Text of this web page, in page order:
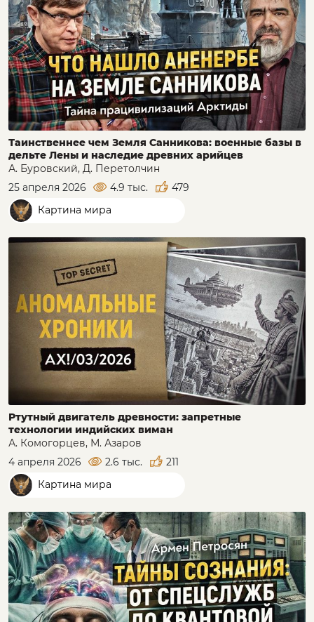
Таинственнее чем Земля Санникова: военные базы в
дельте Лены и наследие древних арийцев
А. Буровский, Д. Перетолчин
25 апреля 2026
4.9 тыс.
479
Картина мира
Ртутный двигатель древности: запретные
технологии индийских виман
А. Комогорцев, М. Азаров
4 апреля 2026
2.6 тыс.
211
Картина мира